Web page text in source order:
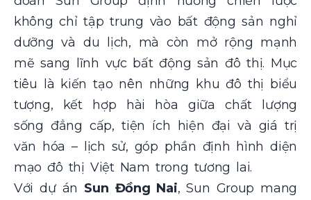
không chỉ tập trung vào bất động sản nghỉ
dưỡng và du lịch, mà còn mở rộng mạnh
mẽ sang lĩnh vực bất động sản đô thị. Mục
tiêu là kiến tạo nên những khu đô thị biểu
tượng, kết hợp hài hòa giữa chất lượng
sống đẳng cấp, tiện ích hiện đại và giá trị
văn hóa – lịch sử, góp phần định hình diện
mạo đô thị Việt Nam trong tương lai.
Với dự án Sun Đồng Nai, Sun Group mang